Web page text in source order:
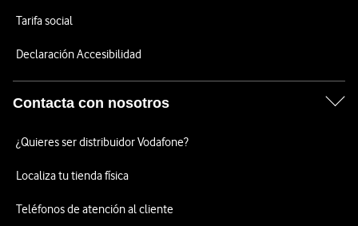
Tarifa social
Declaración Accesibilidad
Contacta con nosotros
¿Quieres ser distribuidor Vodafone?
Localiza tu tienda física
Teléfonos de atención al cliente